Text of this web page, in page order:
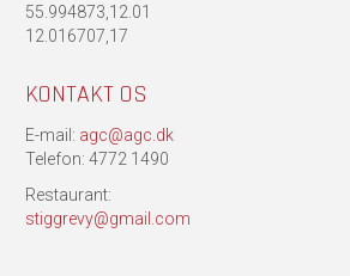
55.994873,12.01
12.016707,17
KONTAKT OS
E-mail: agc@agc.dk
Telefon: 4772 1490
Restaurant:
stiggrevy@gmail.com